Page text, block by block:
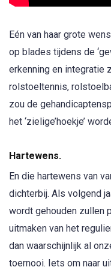
Eén van haar grote
op blades tijdens de
erkenning en integratie
rolstoeltennis,
zou de
het ‘zielige’hoekje’
Hartewens.
En die hartewens van
dichterbij. Als volgend
wordt gehouden zullen
uitmaken van het
dan waarschijnlijk al
toernooi. Iets om naar